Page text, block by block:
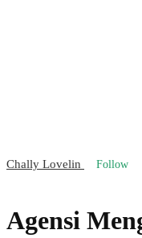
Chally Lovelin Follow
Agensi